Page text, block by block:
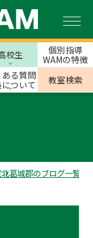
校生
個別指導
WAMの特徴
ある質問
について
教室検索
北葛城郡のブログ一覧